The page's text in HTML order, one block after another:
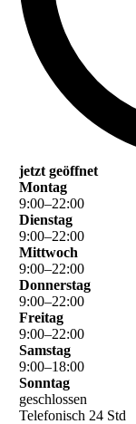
jetzt geöffnet
Montag
9:00–22:00
Dienstag
9:00–22:00
Mittwoch
9:00–22:00
Donnerstag
9:00–22:00
Freitag
9:00–22:00
Samstag
9:00–18:00
Sonntag
geschlossen
Telefonisch 24 Std